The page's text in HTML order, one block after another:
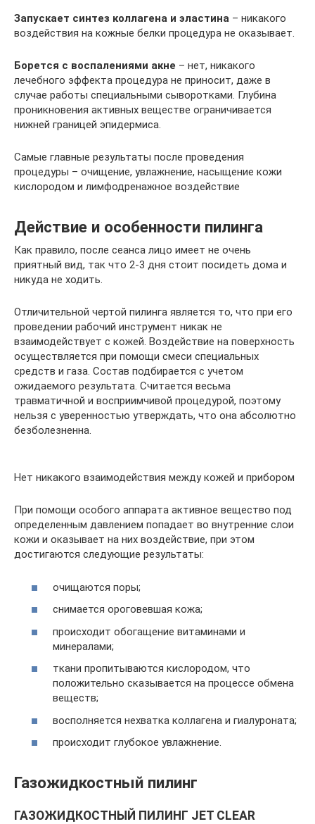
Запускает синтез коллагена и эластина – никакого
воздействия на кожные белки процедура не оказывает.
Борется с воспалениями акне – нет, никакого
лечебного эффекта процедура не приносит, даже в
случае работы специальными сыворотками. Глубина
проникновения активных веществе ограничивается
нижней границей эпидермиса.
Самые главные результаты после проведения
процедуры – очищение, увлажнение, насыщение кожи
кислородом и лимфодренажное воздействие
Действие и особенности пилинга
Как правило, после сеанса лицо имеет не очень
приятный вид, так что 2-3 дня стоит посидеть дома и
никуда не ходить.
Отличительной чертой пилинга является то, что при его
проведении рабочий инструмент никак не
взаимодействует с кожей. Воздействие на поверхность
осуществляется при помощи смеси специальных
средств и газа. Состав подбирается с учетом
ожидаемого результата. Считается весьма
травматичной и восприимчивой процедурой, поэтому
нельзя с уверенностью утверждать, что она абсолютно
безболезненна.
Нет никакого взаимодействия между кожей и прибором
При помощи особого аппарата активное вещество под
определенным давлением попадает во внутренние слои
кожи и оказывает на них воздействие, при этом
достигаются следующие результаты:
очищаются поры;
снимается ороговевшая кожа;
происходит обогащение витаминами и
минералами;
ткани пропитываются кислородом, что
положительно сказывается на процессе обмена
веществ;
восполняется нехватка коллагена и гиалуроната;
происходит глубокое увлажнение.
Газожидкостный пилинг
ГАЗОЖИДКОСТНЫЙ ПИЛИНГ JET CLEAR